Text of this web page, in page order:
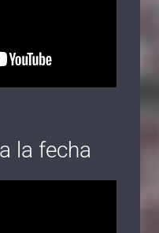
la fecha